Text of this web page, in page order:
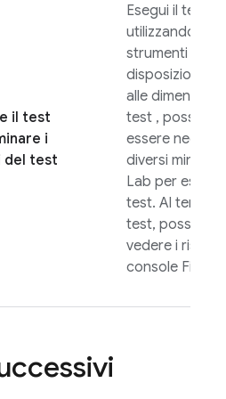
il test
i
del test
Esegui il test
utilizzando gli
strumenti a
disposizione.
alle dimensioni
test , possono
essere
diversi minuti
Lab per
test. Al
test, possono
vedere i
console